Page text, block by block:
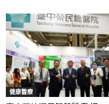
健康醫療